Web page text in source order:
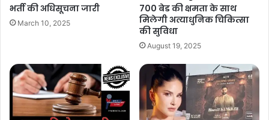
भर्ती की अधिसूचना जारी
March 10, 2025
700 बेड की क्षमता के साथ
मिलेगी अत्याधुनिक चिकित्सा
की सुविधा
August 19, 2025